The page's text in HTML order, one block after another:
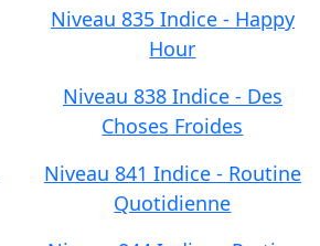
Niveau 835 Indice - Happy
Hour
Niveau 838 Indice - Des
Choses Froides
Niveau 841 Indice - Routine
Quotidienne